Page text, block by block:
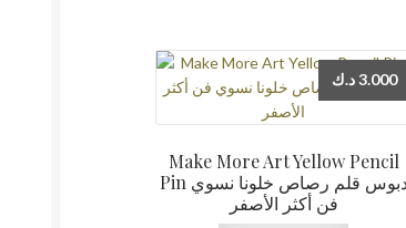
Make More Art Yellow Pencil
Pin دبوس قلم رصاص خلونا نسوي
فن أكثر الأصفر
3.000د.ك